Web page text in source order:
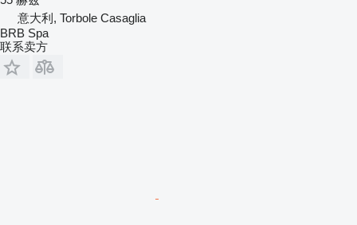
意大利, Torbole Casaglia
BRB Spa
联系卖方